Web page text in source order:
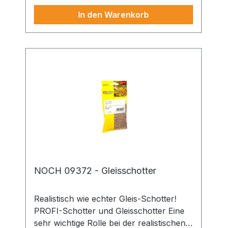
perfekten Erscheinungsbild der
Gleisanlagen auf Modellbauanlagen
beiträgt. Der NOCH PROFI-Schotter
2 mm und er ist in drei verschiedenen
Farben verfügbar.
In den Warenkorb
NOCH 09372 - Gleisschotter
Realistisch wie echter Gleis-Schotter!
PROFI-Schotter und Gleisschotter Eine
sehr wichtige Rolle bei der realistischen